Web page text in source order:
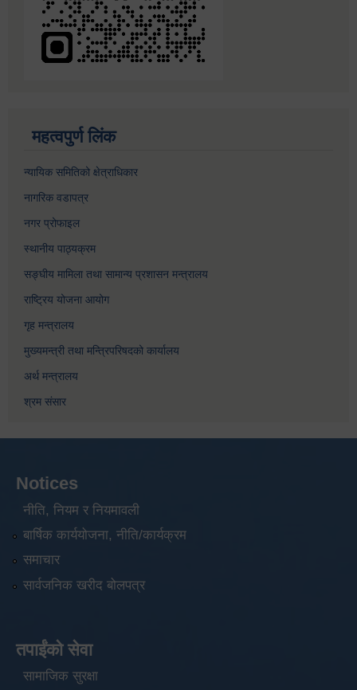
महत्वपुर्ण लिंक
न्यायिक समितिको क्षेत्राधिकार
नागरिक वडापत्र
नगर प्रोफाइल
स्थानीय पाठ्यक्रम
सङ्घीय मामिला तथा सामान्य प्रशासन मन्त्रालय
राष्ट्रिय योजना आयोग
गृह मन्त्रालय
मुख्यमन्त्री तथा मन्त्रिपरिषदको कार्यालय
अर्थ मन्त्रालय
श्रम संसार
Notices
नीति, नियम र नियमावली
बार्षिक कार्ययोजना, नीति/कार्यक्रम
समाचार
सार्वजनिक खरीद बोलपत्र
तपाईंको सेवा
सामाजिक सुरक्षा